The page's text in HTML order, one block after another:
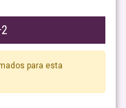
para esta